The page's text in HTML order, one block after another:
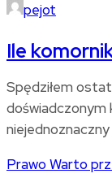
pejot
Ile
Spędziłem
doświadczonym
PrawoWarto